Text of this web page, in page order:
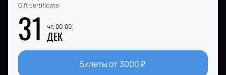
Gift certificate
31 чт, 00:00
ДЕК
Билеты от 3000₽